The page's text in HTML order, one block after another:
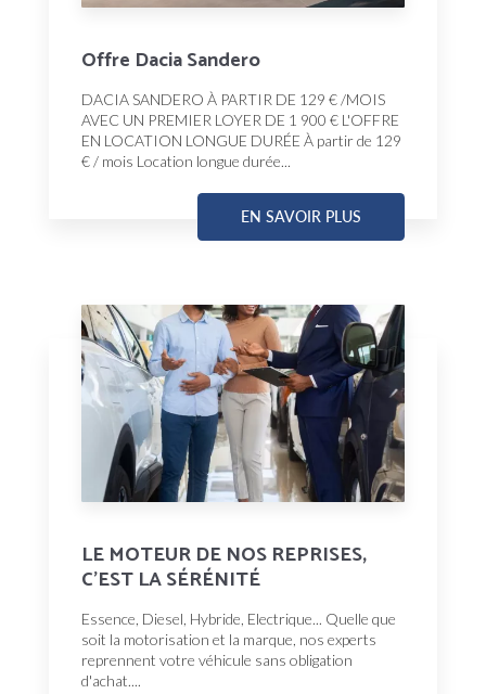
Offre Dacia Sandero
DACIA SANDERO À PARTIR DE 129 € /MOIS
AVEC UN PREMIER LOYER DE 1 900 € L'OFFRE
EN LOCATION LONGUE DURÉE À partir de 129
€ / mois Location longue durée...
EN SAVOIR PLUS
LE MOTEUR DE NOS REPRISES,
C'EST LA SÉRÉNITÉ
Essence, Diesel, Hybride, Electrique... Quelle que
soit la motorisation et la marque, nos experts
reprennent votre véhicule sans obligation
d'achat....